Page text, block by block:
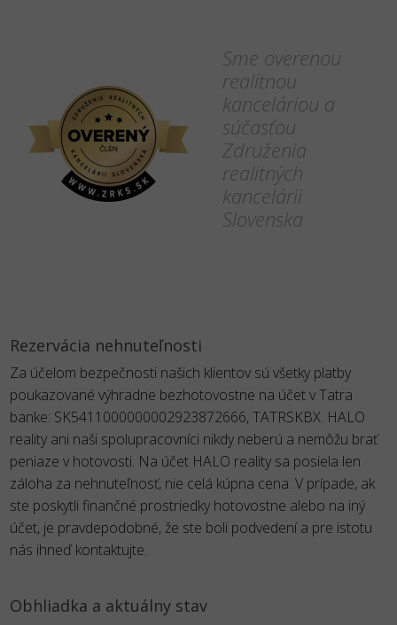
Sme overenou
realitnou
kanceláriou a
súčasťou
Združenia
realitných
kancelárii
Slovenska
Rezervácia nehnuteľnosti
Za účelom bezpečnosti našich klientov sú všetky platby
poukazované výhradne bezhotovostne na účet v Tatra
banke: SK5411000000002923872666, TATRSKBX. HALO
reality ani naši spolupracovníci nikdy neberú a nemôžu brať
peniaze v hotovosti. Na účet HALO reality sa posiela len
záloha za nehnuteľnosť, nie celá kúpna cena. V prípade, ak
ste poskytli finančné prostriedky hotovostne alebo na iný
účet, je pravdepodobné, že ste boli podvedení a pre istotu
nás ihneď kontaktujte.
Obhliadka a aktuálny stav